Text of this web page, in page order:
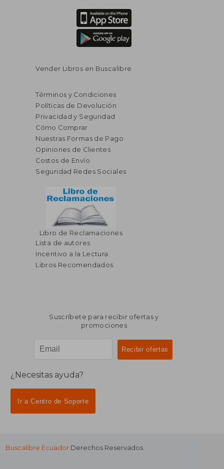
Vender Libros en Buscalibre
Términos y Condiciones
Políticas de Devolución
Privacidad y Seguridad
Cómo Comprar
Nuestras Formas de Pago
Opiniones de Clientes
Costos de Envío
Seguridad Redes Sociales
Libro de Reclamaciones
Lista de autores
Incentivo a la Lectura
Libros Recomendados
Suscríbete para recibir ofertas y
promociones
¿Necesitas ayuda?
Ir a Centro de Soporte
Buscalibre Ecuador Derechos Reservados.